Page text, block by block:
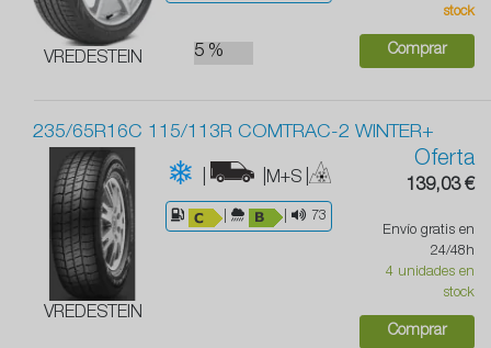
VREDESTEIN 5 %
stock
Comprar
235/65R16C 115/113R COMTRAC-2 WINTER+
VREDESTEIN
| |M+S |
73
Oferta
139,03 €
Envío gratis en
24/48h
4 unidades en
stock
Comprar